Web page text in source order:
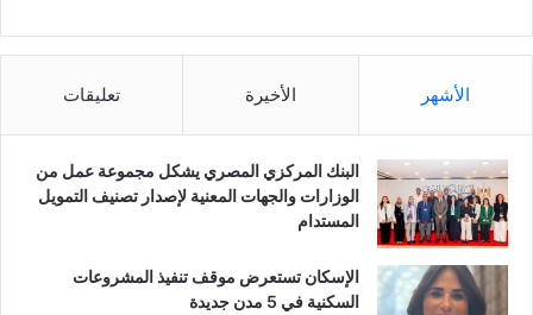
الأشهر الأخيرة تعليقات
البنك المركزي المصري يشكل مجموعة عمل من
الوزارات والجهات المعنية لإصدار تصنيف التمويل
المستدام
الإسكان تستعرض موقف تنفيذ المشروعات
السكنية في 5 مدن جديدة